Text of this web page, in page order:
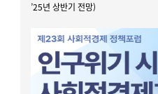
’25년 상반기 전망)